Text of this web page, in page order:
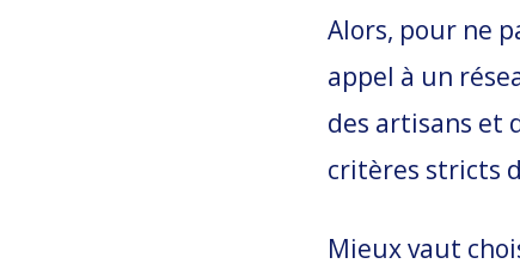
Alors, pour ne
appel à un
des artisans et
critères stricts
Mieux vaut